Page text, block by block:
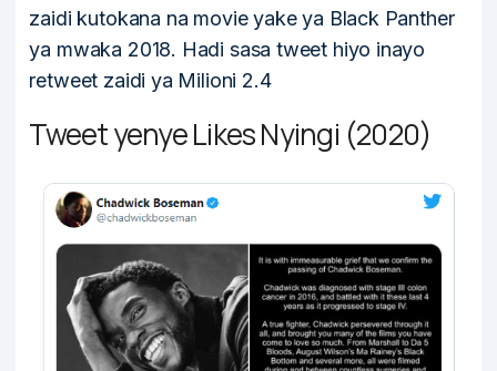
zaidi kutokana na movie yake ya Black Panther
ya mwaka 2018. Hadi sasa tweet hiyo inayo
retweet zaidi ya Milioni 2.4
Tweet yenye Likes Nyingi (2020)